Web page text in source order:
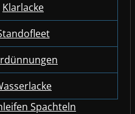
Klarlacke
Spachteln